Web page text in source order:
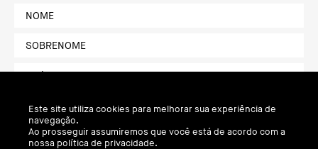
Este site utiliza cookies para melhorar sua experiência de
navegação.
Ao prosseguir assumiremos que você está de acordo com a
nossa política de privacidade.